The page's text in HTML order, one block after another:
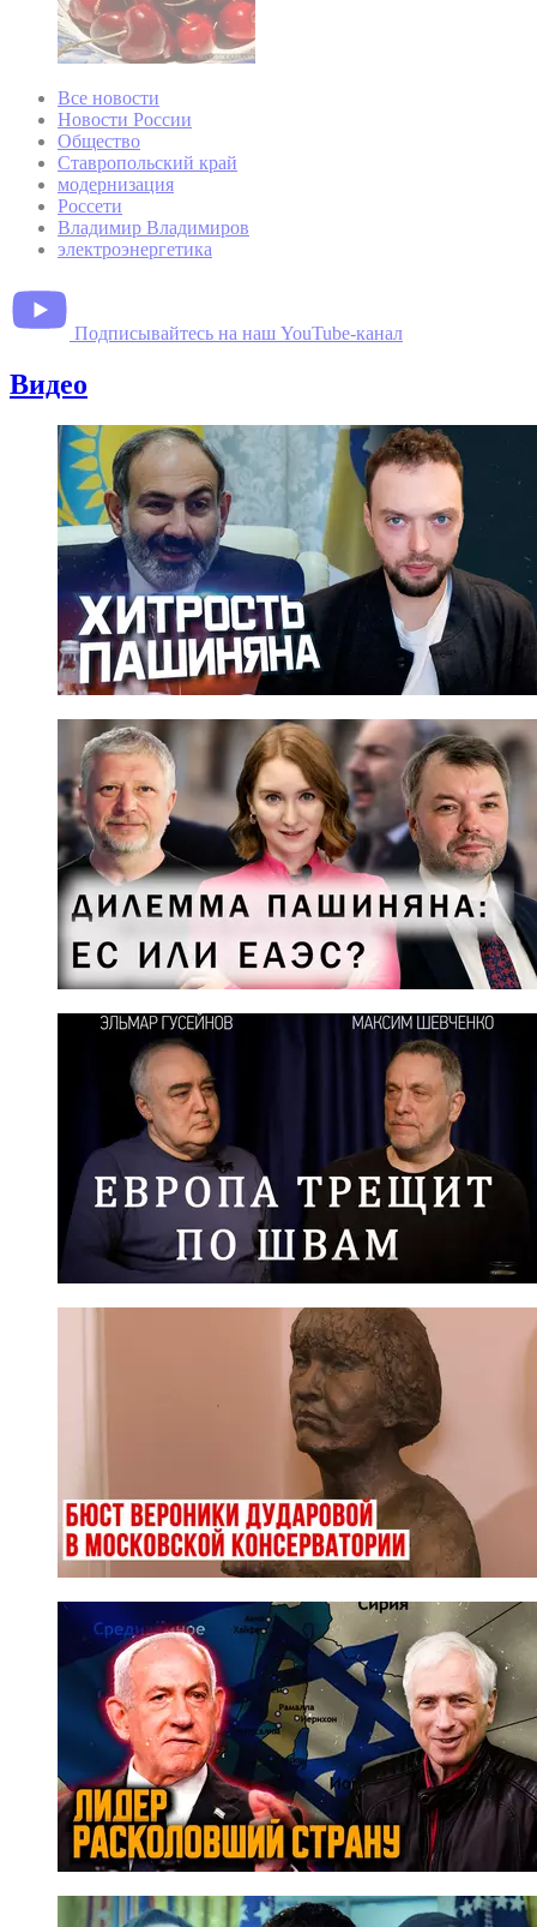
Все новости
Новости России
Общество
Ставропольский край
модернизация
Россети
Владимир Владимиров
электроэнергетика
Подписывайтесь на наш YouTube-канал
Видео